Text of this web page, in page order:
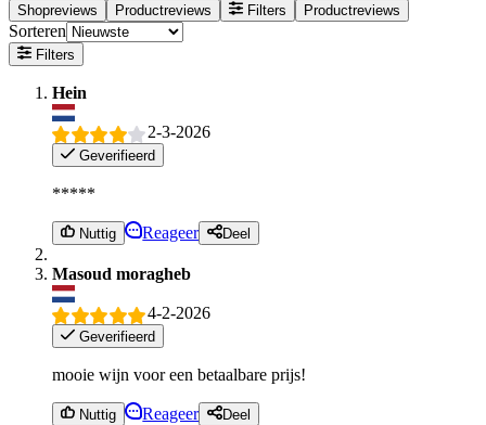
Shopreviews
Productreviews Filters Productreviews
Sorteren
Filters
Hein
2-3-2026
Geverifieerd
*****
Nuttig Reageer Deel
Masoud moragheb
4-2-2026
Geverifieerd
mooie wijn voor een betaalbare prijs!
Nuttig Reageer Deel